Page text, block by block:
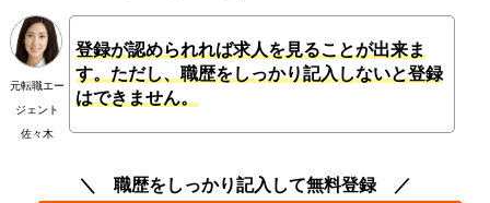
元転職エー
ジェント
佐々木
登録が認められれば求人を見ることが出来ま
す。ただし、職歴をしっかり記入しないと登録
はできません。
職歴をしっかり記入して無料登録